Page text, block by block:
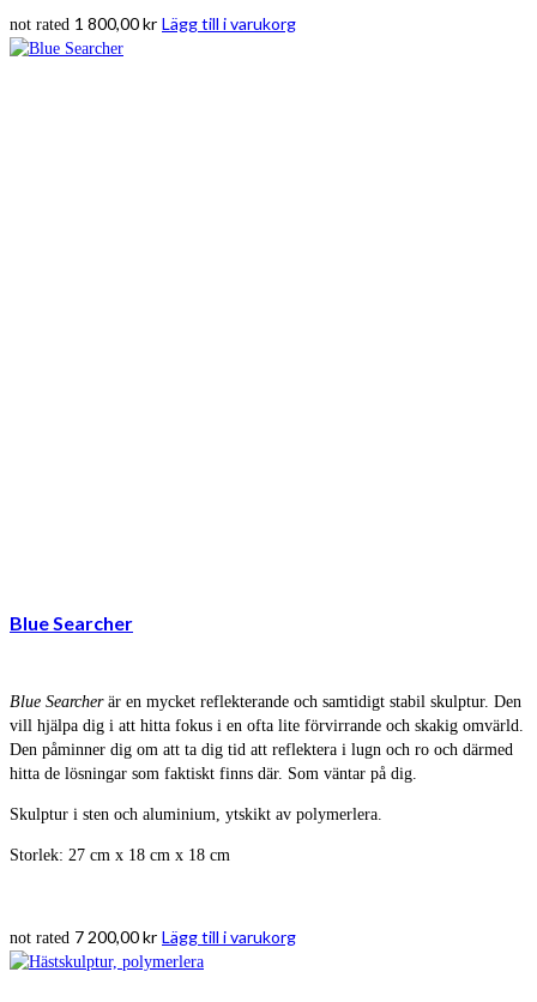
not rated 1 800,00kr Lägg till i varukorg
Blue Searcher
Blue Searcherär en mycket reflekterande och samtidigt stabil skulptur. Den
vill hjälpa dig i att hitta fokus i en ofta lite förvirrande och skakig omvärld.
Den påminner dig om att ta dig tid att reflektera i lugn och ro och därmed
hitta de lösningar som faktiskt finns där. Som väntar på dig.
Skulptur i sten och aluminium, ytskikt av polymerlera.
Storlek: 27 cm x 18 cm x 18 cm
not rated 7 200,00kr Lägg till i varukorg